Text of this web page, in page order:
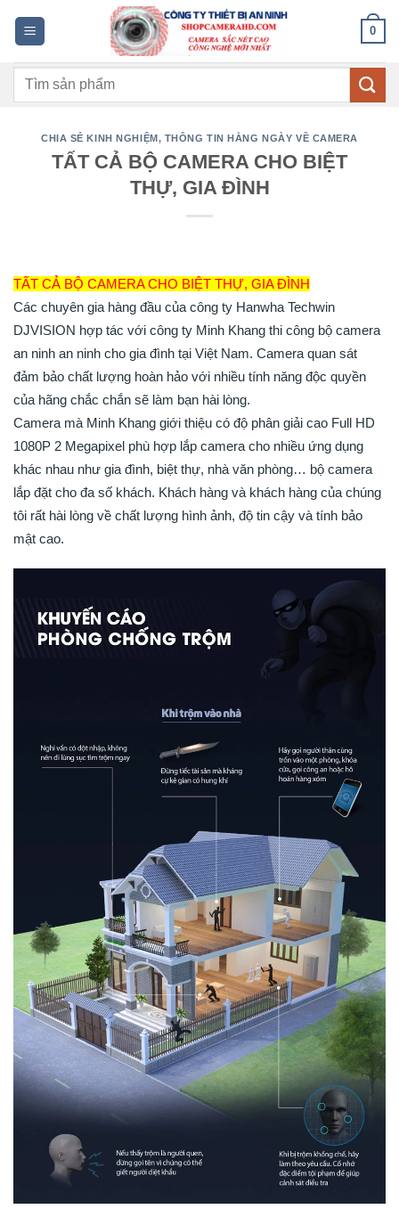
dung
0
Tìm
CHIA SẺ KINH NGHIỆM, THÔNG TIN HẰNG NGÀY VỀ CAMERA
TẤT CẢ BỘ CAMERA CHO BIỆT
THỰ, GIA ĐÌNH
TẤT CẢ BỘ CAMERA CHO BIỆT THỰ, GIA ĐÌNH
Các chuyên gia hàng đầu của công ty Hanwha Techwin
DJVISION hợp tác với công ty Minh Khang thi công bộ camera
an ninh an ninh cho gia đình tại Việt Nam. Camera quan sát
đảm bảo chất lượng hoàn hảo với nhiều tính năng độc quyền
của hãng chắc chắn sẽ làm bạn hài lòng.
Camera mà Minh Khang giới thiệu có độ phân giải cao Full HD
1080P 2 Megapixel phù hợp lắp camera cho nhiều ứng dụng
khác nhau như gia đình, biệt thự, nhà văn phòng… bộ camera
lắp đặt cho đa số khách. Khách hàng và khách hàng của chúng
tôi rất hài lòng về chất lượng hình ảnh, độ tin cậy và tính bảo
mật cao.